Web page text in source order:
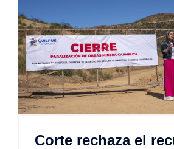
Corte rechaza el